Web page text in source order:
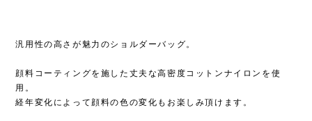
汎用性の高さが魅力のショルダーバッグ。
顔料コーティングを施した丈夫な高密度コットンナイロンを使
用。
経年変化によって顔料の色の変化もお楽しみ頂けます。